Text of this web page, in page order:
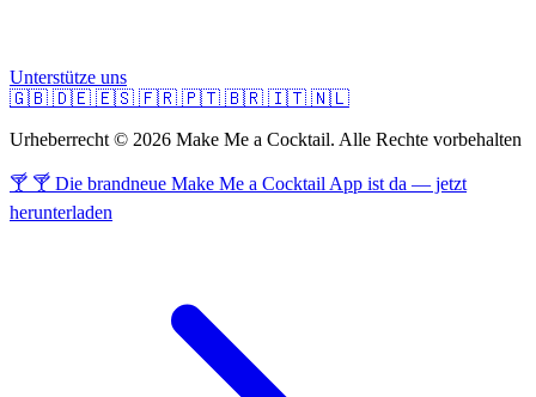
Unterstütze uns
🇬🇧 🇩🇪 🇪🇸 🇫🇷 🇵🇹 🇧🇷 🇮🇹 🇳🇱
Urheberrecht © 2026 Make Me a Cocktail. Alle Rechte vorbehalten
🍸 🍸 Die brandneue Make Me a Cocktail App ist da — jetzt
herunterladen